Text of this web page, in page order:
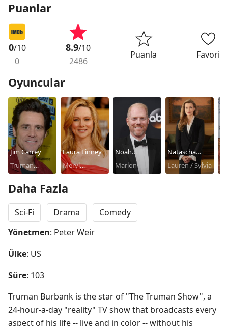
Puanlar
0/10
0
8.9/10
2486
Puanla Favori
Oyuncular
Jim Carrey
Truman
Laura Linney
Meryl
Hannah Gill
Noah
Emmerich
Marlon
Natascha
McElhone
Lauren / Sylvia
Daha Fazla
Sci-Fi Drama
Comedy
Yönetmen: Peter Weir
Ülke: US
Süre: 103
Truman Burbank is the star of "The Truman Show", a
24-hour-a-day "reality" TV show that broadcasts every
aspect of his life -- live and in color -- without his